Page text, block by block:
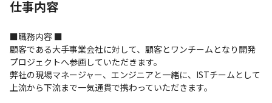
仕事内容
■職務内容 ■
顧客である大手事業会社に対して、顧客とワンチームとなり開発
プロジェクトへ参画していただきます。
弊社の現場マネージャー、エンジニアと一緒に、ISTチームとして
上流から下流まで一気通貫で携わっていただきます。